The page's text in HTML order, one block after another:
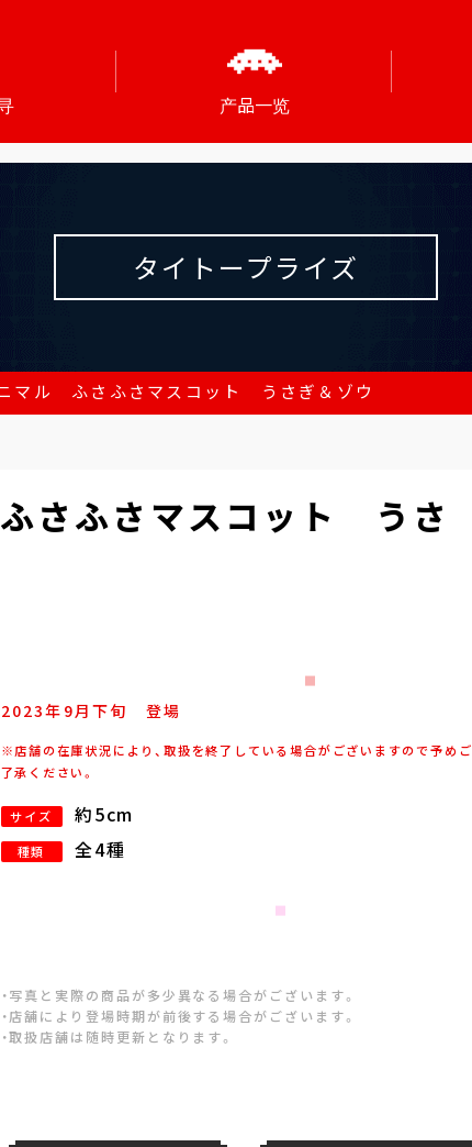
产品一览
タイトープライズ
マル ふさふさマスコット うさぎ＆ゾウ
さふさマスコット うさ
2023年 9月下旬 登場
※店舗の在庫状況により、取扱を終了している場合がございますので予めご
了承ください。
サイズ 約5cm
種類 全4種
・写真と実際の商品が多少異なる場合がございます。
・店舗により登場時期が前後する場合がございます。
・取扱店舗は随時更新となります。